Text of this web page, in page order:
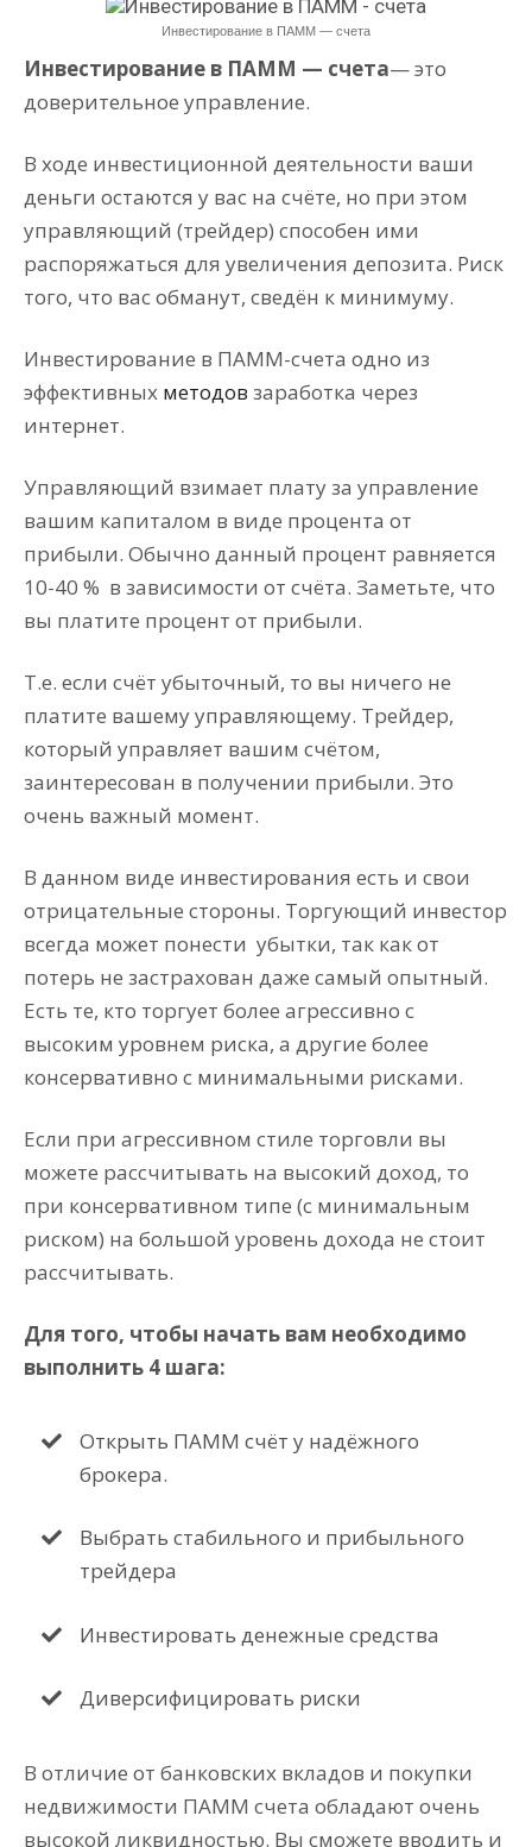
Инвестирование в ПАММ — счета
Инвестирование в ПАММ — счета— это
доверительное управление.
В ходе инвестиционной деятельности ваши
деньги остаются у вас на счёте, но при этом
управляющий (трейдер) способен ими
распоряжаться для увеличения депозита. Риск
того, что вас обманут, сведён к минимуму.
Инвестирование в ПАММ-счета одно из
эффективных методов заработка через
интернет.
Управляющий взимает плату за управление
вашим капиталом в виде процента от
прибыли. Обычно данный процент равняется
10-40 % в зависимости от счёта. Заметьте, что
вы платите процент от прибыли.
Т.е. если счёт убыточный, то вы ничего не
платите вашему управляющему. Трейдер,
который управляет вашим счётом,
заинтересован в получении прибыли. Это
очень важный момент.
В данном виде инвестирования есть и свои
отрицательные стороны. Торгующий инвестор
всегда может понести убытки, так как от
потерь не застрахован даже самый опытный.
Есть те, кто торгует более агрессивно с
высоким уровнем риска, а другие более
консервативно с минимальными рисками.
Если при агрессивном стиле торговли вы
можете рассчитывать на высокий доход, то
при консервативном типе (с минимальным
риском) на большой уровень дохода не стоит
рассчитывать.
Для того, чтобы начать вам необходимо
выполнить 4 шага:
Открыть ПАММ счёт у надёжного
брокера.
Выбрать стабильного и прибыльного
трейдера
Инвестировать денежные средства
Диверсифицировать риски
В отличие от банковских вкладов и покупки
недвижимости ПАММ счета обладают очень
высокой ликвидностью. Вы сможете вводить и